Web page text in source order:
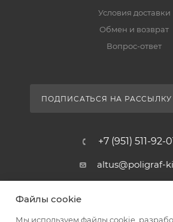
Условия доставки
Обмен и возврат
Вопрос-ответ
ПОДПИСАТЬСЯ НА РАССЫЛКУ
+7 (951) 511-92-
altus@poligraf-
Ростовская обл,
Файлы cookie
Мы используем файлы cookie,